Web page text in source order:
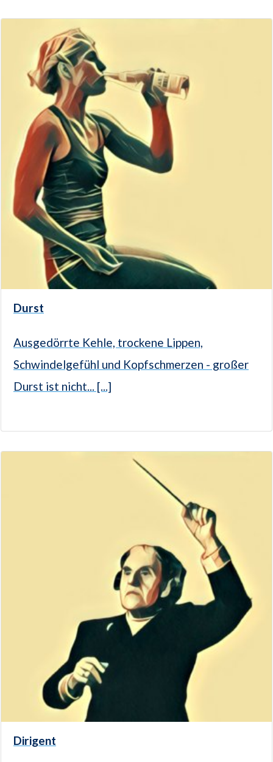
Durst
Ausgedörrte Kehle, trockene Lippen,
Schwindelgefühl und Kopfschmerzen - großer
Durst ist nicht... [...]
Dirigent